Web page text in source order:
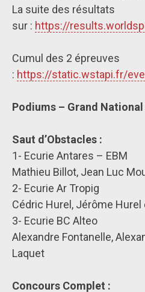
La suite des résultats
sur : https://
Cumul des 2 épreuves
: https://static.wstapi.fr/
Podiums – Grand National
Saut d’Obstacles :
1- Ecurie Antares – EBM
Mathieu Billot, Jean Luc
2- Ecurie Ar Tropig
Cédric Hurel, Jérôme Hurel
3- Ecurie BC Alteo
Alexandre Fontanelle,
Laquet
Concours Complet :